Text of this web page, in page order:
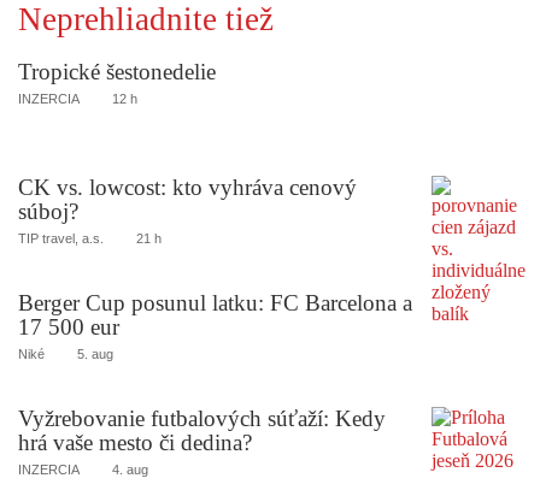
Neprehliadnite tiež
Tropické šestonedelie
INZERCIA 12 h
CK vs. lowcost: kto vyhráva cenový
súboj?
TIP travel, a.s. 21 h
Berger Cup posunul latku: FC Barcelona a
17 500 eur
Niké 5. aug
Vyžrebovanie futbalových súťaží: Kedy
hrá vaše mesto či dedina?
INZERCIA 4. aug